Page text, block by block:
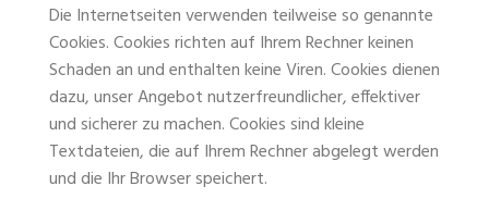
Die Internetseiten verwenden teilweise so genannte
Cookies. Cookies richten auf Ihrem Rechner keinen
Schaden an und enthalten keine Viren. Cookies dienen
dazu, unser Angebot nutzerfreundlicher, effektiver
und sicherer zu machen. Cookies sind kleine
Textdateien, die auf Ihrem Rechner abgelegt werden
und die Ihr Browser speichert.